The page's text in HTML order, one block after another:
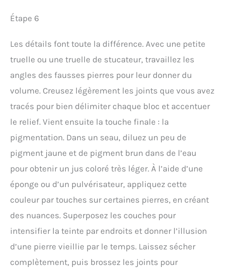
Étape 6
Les détails font toute la différence. Avec une petite
truelle ou une truelle de stucateur, travaillez les
angles des fausses pierres pour leur donner du
volume. Creusez légèrement les joints que vous avez
tracés pour bien délimiter chaque bloc et accentuer
le relief. Vient ensuite la touche finale : la
pigmentation. Dans un seau, diluez un peu de
pigment jaune et de pigment brun dans de l’eau
pour obtenir un jus coloré très léger. À l’aide d’une
éponge ou d’un pulvérisateur, appliquez cette
couleur par touches sur certaines pierres, en créant
des nuances. Superposez les couches pour
intensifier la teinte par endroits et donner l’illusion
d’une pierre vieillie par le temps. Laissez sécher
complètement, puis brossez les joints pour